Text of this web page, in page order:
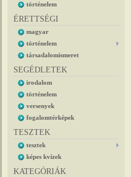
történelem
ÉRETTSÉGI
magyar
történelem
társadalomismeret
SEGÉDLETEK
irodalom
történelem
versenyek
fogalomtérképek
TESZTEK
tesztek
képes kvízek
KATEGÓRIÁK